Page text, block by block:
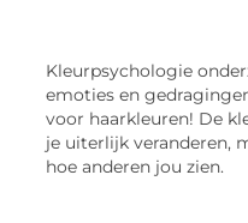
Kleurpsychologie
emoties en
voor haarkleuren! De
je uiterlijk veranderen,
hoe anderen jou zien.